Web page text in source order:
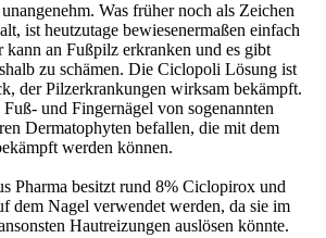
Was früher noch als Zeichen
ist heutzutage bewiesenermaßen einfach
kann an Fußpilz erkranken und es gibt
zu schämen. Die Ciclopoli Lösung ist
der Pilzerkrankungen wirksam bekämpft.
und Fingernägel von sogenannten
Dermatophyten befallen, die mit dem
werden können.
Pharma besitzt rund 8% Ciclopirox und
dem Nagel verwendet werden, da sie im
Hautreizungen auslösen könnte.